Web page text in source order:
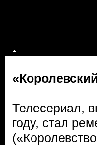
Телесериал,
году, стал